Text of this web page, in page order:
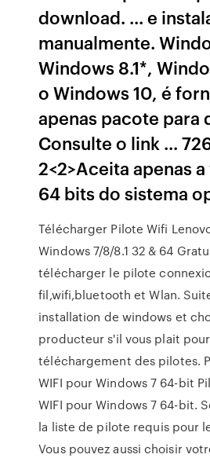
download. ... e
manualmente.
Windows 8.1*,
o Windows 10, é
apenas pacote para
Consulte o link ...
2<2>Aceita apenas
64 bits do sistema
Télécharger Pilote Wifi
Windows 7/8/8.1 32 & 64
télécharger le pilote
fil,wifi,bluetooth et Wlan.
installation de windows et
producteur s'il vous plait
téléchargement des pilotes.
WIFI pour Windows 7 64-bit
WIFI pour Windows 7 64-bit.
la liste de pilote requis pour
Vous pouvez aussi choisir